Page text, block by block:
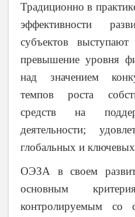
Традиционно в
эффективности
субъектов
превышение уровня
над значением
темпов роста
средств на
деятельности;
глобальных и
ОЭЗА в своем
основным
контролируемым со